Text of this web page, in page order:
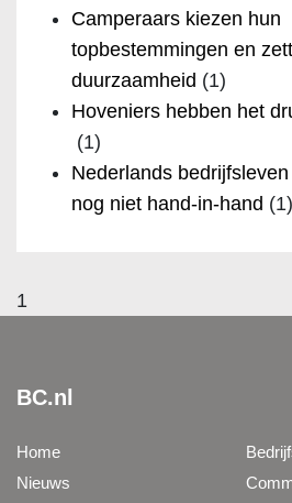
Camperaars kiezen hun
topbestemmingen en
duurzaamheid (1)
Hoveniers hebben het
(1)
Nederlands
nog niet hand-in-hand (1)
1
BC.nl
Home
Nieuws